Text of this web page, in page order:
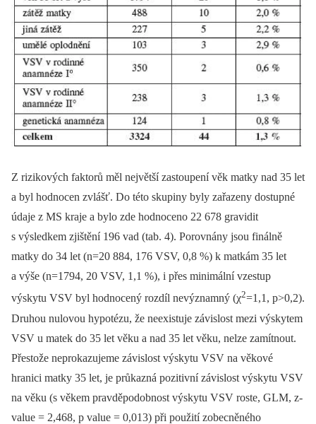
Z rizikových faktorů měl největší zastoupení věk matky nad 35 let
a byl hodnocen zvlášť. Do této skupiny byly zařazeny dostupné
údaje z MS kraje a bylo zde hodnoceno 22 678 gravidit
s výsledkem zjištění 196 vad (tab. 4). Porovnány jsou finálně
matky do 34 let (n=20 884, 176 VSV, 0,8 %) k matkám 35 let
a výše (n=1794, 20 VSV, 1,1 %), i přes minimální vzestup
výskytu VSV byl hodnocený rozdíl nevýznamný (χ2=1,1, p>0,2).
Druhou nulovou hypotézu, že neexistuje závislost mezi výskytem
VSV u matek do 35 let věku a nad 35 let věku, nelze zamítnout.
Přestože neprokazujeme závislost výskytu VSV na věkové
hranici matky 35 let, je průkazná pozitivní závislost výskytu VSV
na věku (s věkem pravděpodobnost výskytu VSV roste, GLM, z-
value = 2,468, p value = 0,013) při použití zobecněného